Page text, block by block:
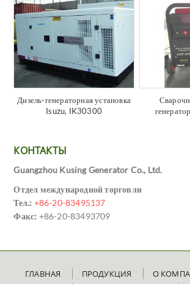
Дизель-генераторная установка
Isuzu, IK30300
КОНТАКТЫ
Guangzhou Kusing Generator Co., Ltd.
Отдел международной торговли
Тел.: +86-20-83495137
Факс: +86-20-83493709
ГЛАВНАЯ ПРОДУКЦИЯ О